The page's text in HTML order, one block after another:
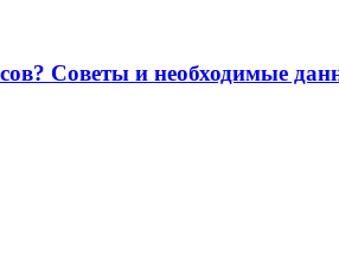
Советы и необходимые